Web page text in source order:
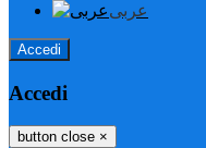
عربى
Accedi
Accedi
button close ×